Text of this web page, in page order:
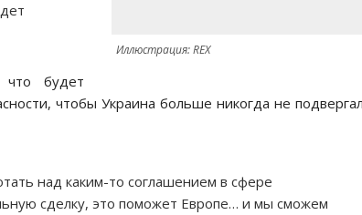
Иллюстрация: REX
что будет
чтобы Украина больше никогда не
над каким-то соглашением в сфере
сделку, это поможет Европе… и мы сможем